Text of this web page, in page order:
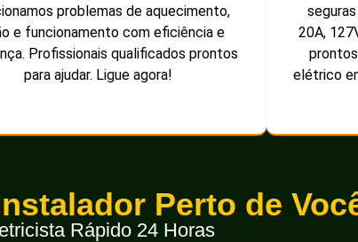
problemas de aquecimento,
e funcionamento com eficiência e
Profissionais qualificados prontos
para ajudar. Ligue agora!
20A,
elétrico
Perto de
Rápido 24 Horas